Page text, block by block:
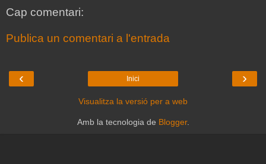
Cap comentari:
Publica un comentari a l'entrada
‹ ›
Inici
Visualitza la versió per a web
Amb la tecnologia de Blogger.